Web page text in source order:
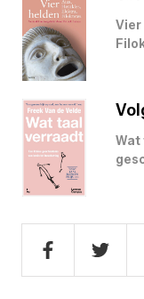
Vier
Wat